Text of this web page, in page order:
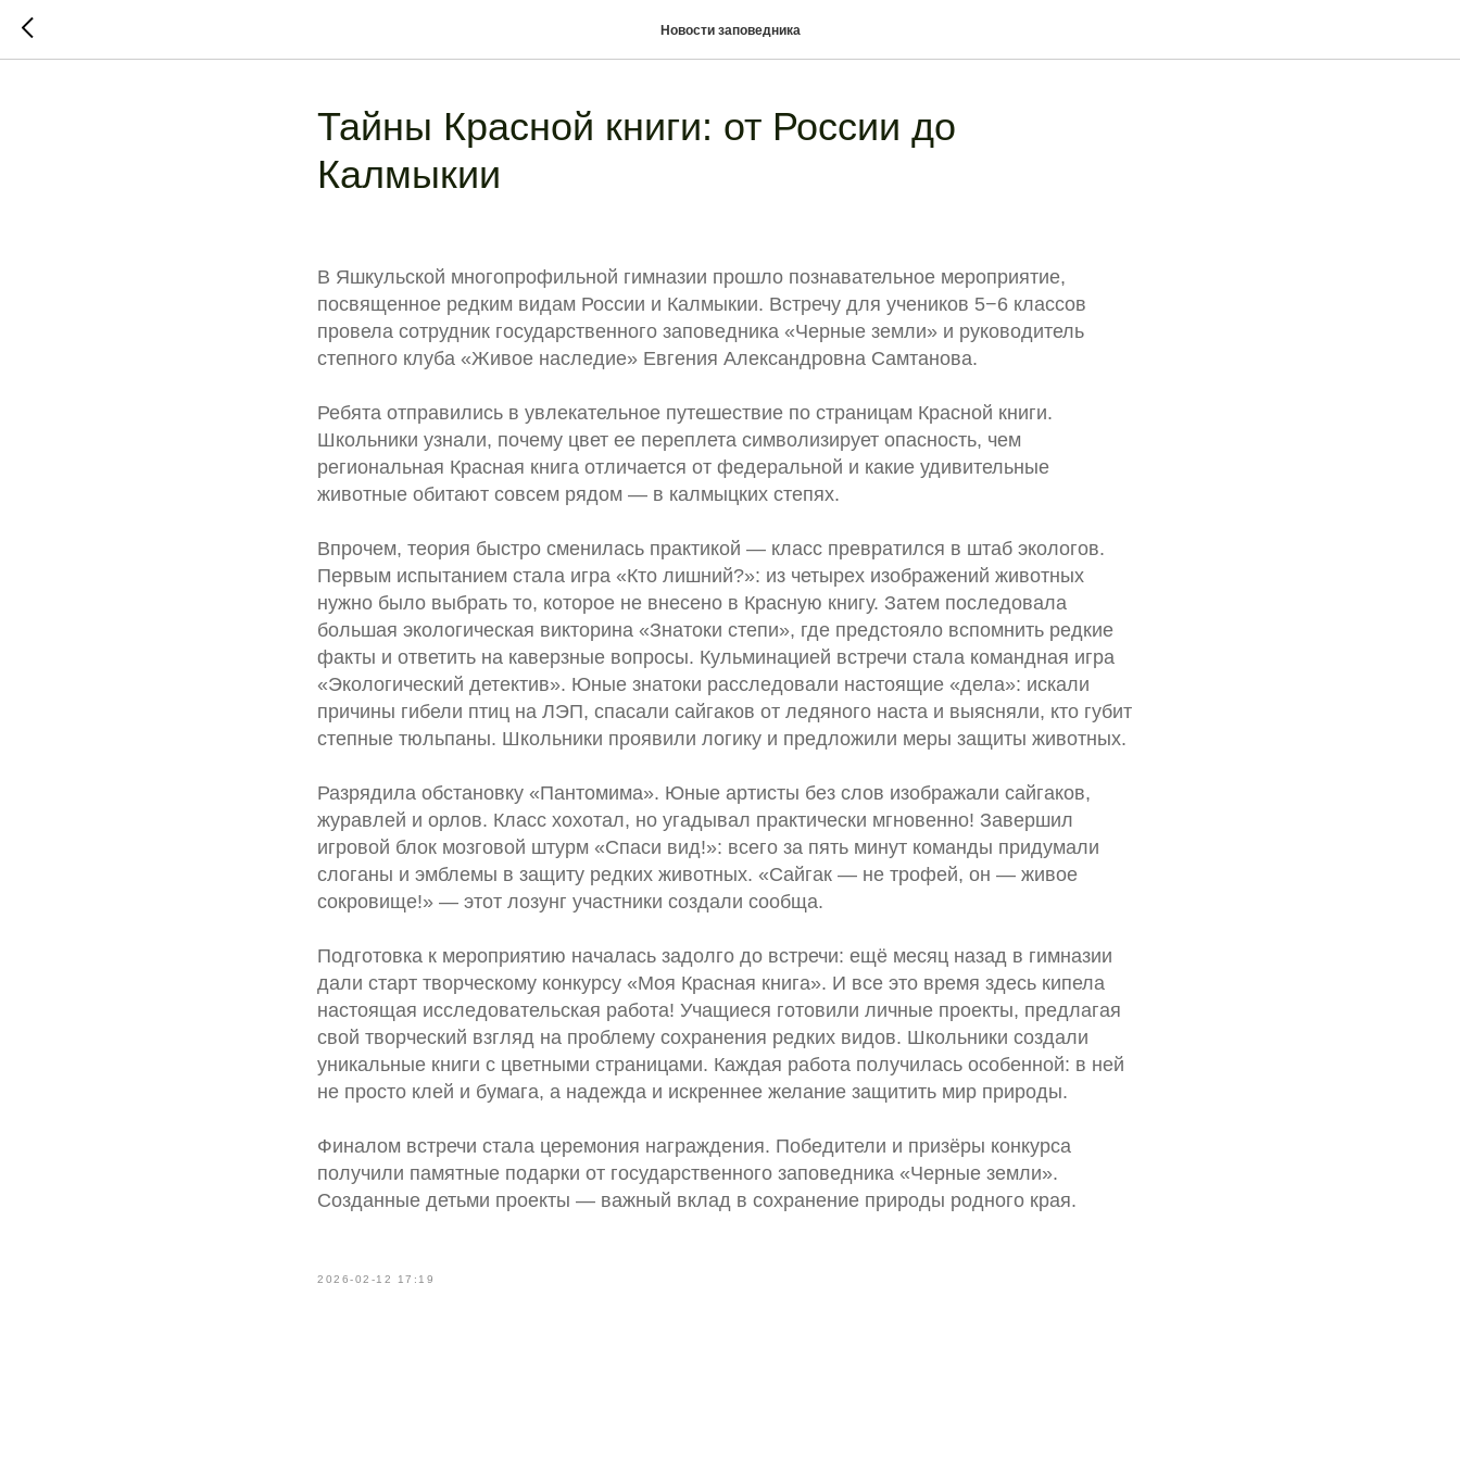
Новости заповедника
Тайны Красной книги: от России до
Калмыкии
В Яшкульской многопрофильной гимназии прошло познавательное мероприятие,
посвященное редким видам России и Калмыкии. Встречу для учеников 5−6 классов
провела сотрудник государственного заповедника «Черные земли» и руководитель
степного клуба «Живое наследие» Евгения Александровна Самтанова.
Ребята отправились в увлекательное путешествие по страницам Красной книги.
Школьники узнали, почему цвет ее переплета символизирует опасность, чем
региональная Красная книга отличается от федеральной и какие удивительные
животные обитают совсем рядом — в калмыцких степях.
Впрочем, теория быстро сменилась практикой — класс превратился в штаб экологов.
Первым испытанием стала игра «Кто лишний?»: из четырех изображений животных
нужно было выбрать то, которое не внесено в Красную книгу. Затем последовала
большая экологическая викторина «Знатоки степи», где предстояло вспомнить редкие
факты и ответить на каверзные вопросы. Кульминацией встречи стала командная игра
«Экологический детектив». Юные знатоки расследовали настоящие «дела»: искали
причины гибели птиц на ЛЭП, спасали сайгаков от ледяного наста и выясняли, кто губит
степные тюльпаны. Школьники проявили логику и предложили меры защиты животных.
Разрядила обстановку «Пантомима». Юные артисты без слов изображали сайгаков,
журавлей и орлов. Класс хохотал, но угадывал практически мгновенно! Завершил
игровой блок мозговой штурм «Спаси вид!»: всего за пять минут команды придумали
слоганы и эмблемы в защиту редких животных. «Сайгак — не трофей, он — живое
сокровище!» — этот лозунг участники создали сообща.
Подготовка к мероприятию началась задолго до встречи: ещё месяц назад в гимназии
дали старт творческому конкурсу «Моя Красная книга». И все это время здесь кипела
настоящая исследовательская работа! Учащиеся готовили личные проекты, предлагая
свой творческий взгляд на проблему сохранения редких видов. Школьники создали
уникальные книги с цветными страницами. Каждая работа получилась особенной: в ней
не просто клей и бумага, а надежда и искреннее желание защитить мир природы.
Финалом встречи стала церемония награждения. Победители и призёры конкурса
получили памятные подарки от государственного заповедника «Черные земли».
Созданные детьми проекты — важный вклад в сохранение природы родного края.
2026-02-12 17:19